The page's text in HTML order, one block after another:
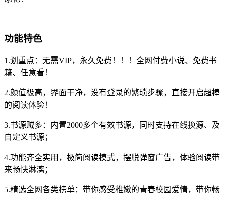
功能特色
1.划重点：无需VIP，永久免费！！！全网付费小说、免费书
籍、任意看！
2.颜值极高，界面干净，没有登录的繁琐步骤，直接开启超棒
的阅读体验！
3.书源贼多：内置2000多个有效书源，同时支持在线换源、及
自定义书源；
4.功能齐全实用，极简阅读模式，摆脱弹窗广告，体验阅读带
来畅快淋漓；
5.精选全网各类榜单：带你感受稚嫩的青春校园爱情，带你畅